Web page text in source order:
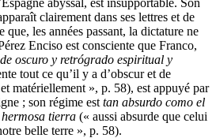
clairement dans ses lettres et de
que, les années passant, la dictature ne
Enciso est consciente que Franco,
oscuro y retrógrado espiritual y
tout ce qu’il y a d’obscur et de
matériellement », p. 58), est appuyé par
; son régime est tan absurdo como el
tierra (« aussi absurde que celui
belle terre », p. 58).